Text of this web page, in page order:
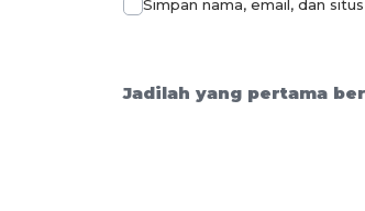
Simpan nama, email, dan
Jadilah yang pertama